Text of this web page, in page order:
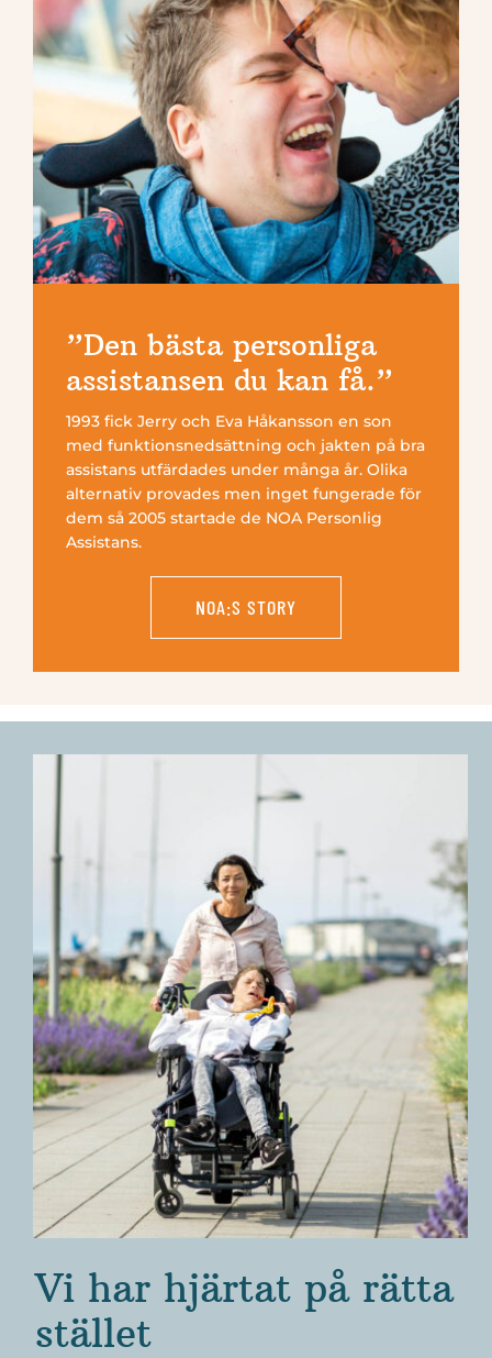
”Den bästa personliga
assistansen du kan få.”
1993 fick Jerry och Eva Håkansson en son
med funktionsnedsättning och jakten på bra
assistans utfärdades under många år. Olika
alternativ provades men inget fungerade för
dem så 2005 startade de NOA Personlig
Assistans.
NOA:S STORY
Vi har hjärtat på rätta
stället